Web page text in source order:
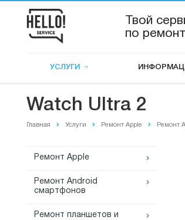
Твой
по
УСЛУГИ
Watch Ultra 2
Главная Услуги Ремонт Apple Ремонт
Ремонт Apple
Ремонт Android
смартфонов
Ремонт планшетов и